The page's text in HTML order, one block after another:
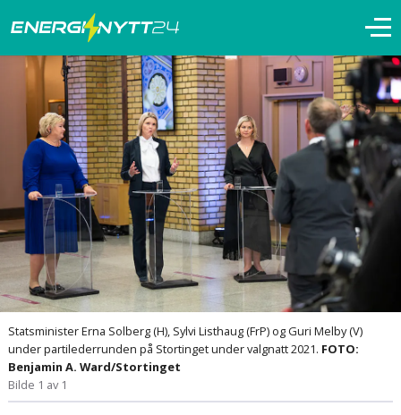
Statsminister Erna Solberg (H), Sylvi Listhaug (FrP) og Guri Melby (V)
under partilederrunden på Stortinget under valgnatt 2021. FOTO:
Benjamin A. Ward/Stortinget
Bilde 1 av 1